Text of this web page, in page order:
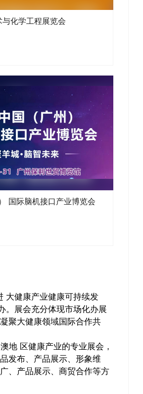
化学工程展览会
国际脑机接口产业博览会
大健康产业健康可持续发
。展会充分体现市场化办展
聚大健康领域国际合作共
地 区健康产业的专业展会，
发布、产品展示、形象维
、产品展示、商贸合作等方